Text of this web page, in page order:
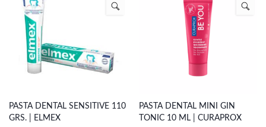
PASTA DENTAL SENSITIVE 110
GRS. | ELMEX
PASTA DENTAL MINI GIN
TONIC 10 ML | CURAPROX